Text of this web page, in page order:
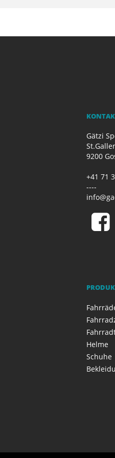
Gätzi
9200
+41 71
----
Helme
Schuhe